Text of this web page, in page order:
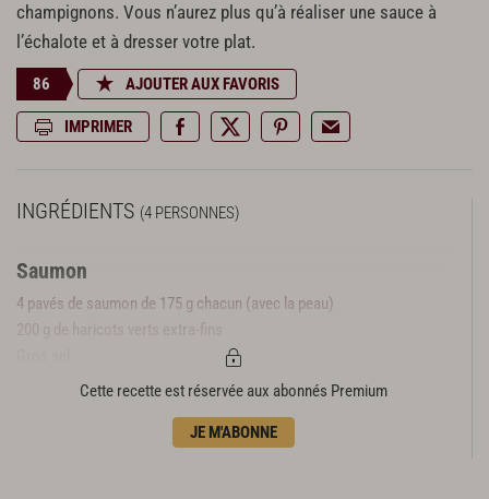
champignons. Vous n’aurez plus qu’à réaliser une sauce à
l’échalote et à dresser votre plat.
86 AJOUTER AUX FAVORIS
IMPRIMER
INGRÉDIENTS (4 PERSONNES)
Saumon
4 pavés de saumon de 175 g chacun (avec la peau)
200 g de haricots verts extra-fins
250 g de petits champignons de Paris
4 c. à c. de thé vert ou de thé fumé (ou 4 sachets)
Cette recette est réservée aux abonnés Premium
JE M'ABONNE